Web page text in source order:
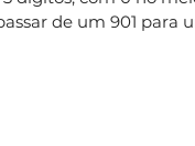
de um 901 para